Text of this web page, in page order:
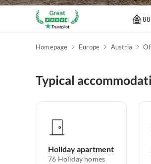
Homepage Europe Austria
Typical
Holiday apartment
76 Holiday homes